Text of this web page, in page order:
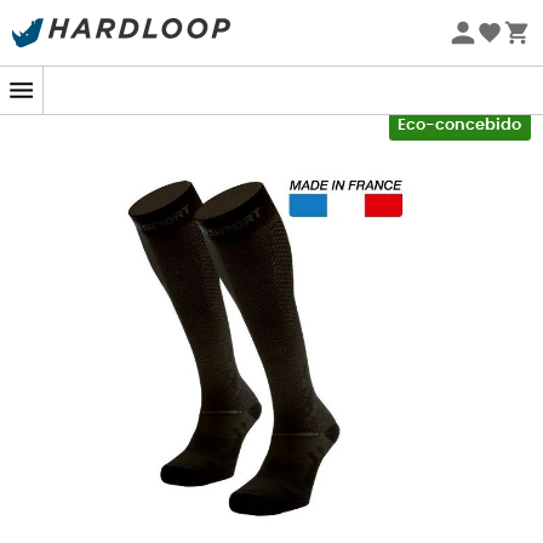
Promoções de verão 🔥 -5% EXTRA a partir de 2 produtos*
Eco-concebido
A recuperação é um fator chave no treinamento e no